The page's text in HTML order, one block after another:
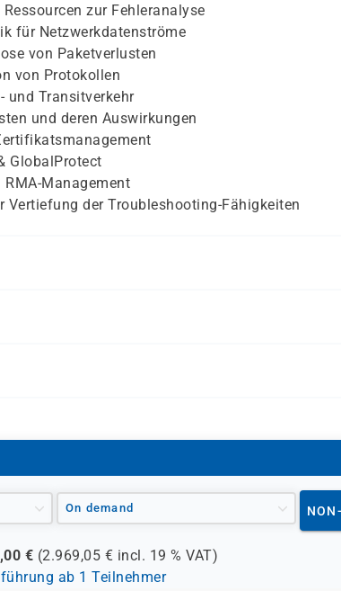
zur Fehleranalyse
für Netzwerkdatenströme
von Paketverlusten
von Protokollen
und Transitverkehr
und deren Auswirkungen
GlobalProtect
Management
Vertiefung der Troubleshooting-Fähigkeiten
wie Routing, Switching und IP-
Palo Alto Firewalls und deren Konfiguration
Kurses „Firewall: Configuration and
komplexe Firewall-Probleme analysieren möchten
Supportpersonal im Sicherheitsumfeld
On demand
€ (2.969,05 € incl. 19 % VAT)
ab 1 Teilnehmer